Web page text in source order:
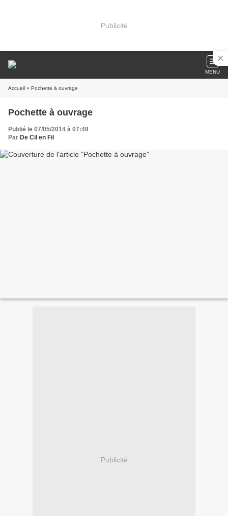
Publicité
MENU
Accueil » Pochette à ouvrage
Pochette à ouvrage
Publié le 07/05/2014 à 07:48
Par De Cil en Fil
Publicité